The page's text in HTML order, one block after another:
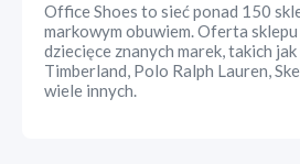
Office Shoes to sieć ponad 150
markowym obuwiem. Oferta
dziecięce znanych marek, takich
Timberland, Polo Ralph Lauren,
wiele innych.